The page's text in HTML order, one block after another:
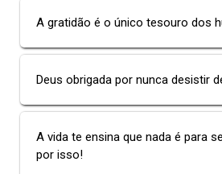
A gratidão é o único tesouro dos
Deus obrigada por nunca desistir
A vida te ensina que nada é para
por isso!